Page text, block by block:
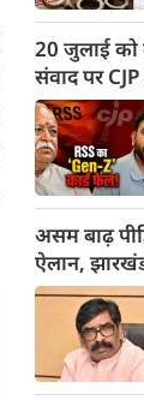
20 जुलाई को
संवाद पर
बहुत देर हो
असम बाढ़
ऐलान,